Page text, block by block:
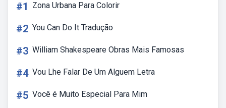
#1 Zona Urbana Para Colorir
#2 You Can Do It Tradução
#3 William Shakespeare Obras Mais Famosas
#4 Vou Lhe Falar De Um Alguem Letra
#5 Você é Muito Especial Para Mim